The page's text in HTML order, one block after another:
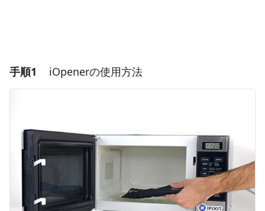
手順1 iOpenerの使用方法